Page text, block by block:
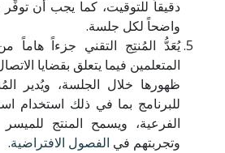
دقيقاً للتوقيت، كما يجب أن توفِّر
واضحاً لكل جلسة.
يُعَدُّ المُنتِج التقني جزءاً هاماً
المتعلمين فيما يتعلق بقضايا
ظهورها خلال الجلسة، ويُدير
للبرنامج بما في ذلك استخدام
الفرعية، ويسمح المنتج للميسر
وتجربتهم في الفصول الافتراضية.